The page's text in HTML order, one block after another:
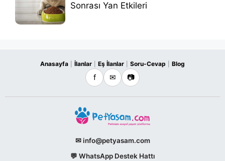
Sonrası Yan Etkileri
Anasayfa İlanlar Eş İlanlar Soru-Cevap Blog
f ✉ 📷
✉ info@petyasam.com
💬 WhatsApp Destek Hattı